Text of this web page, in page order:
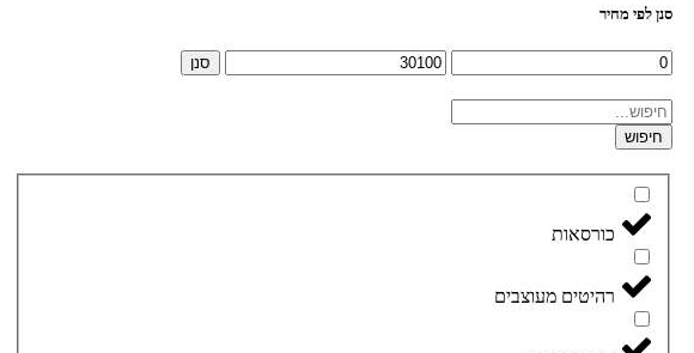
סנן לפי מחיר
סנן
חיפוש
כורסאות
רהיטים מעוצבים